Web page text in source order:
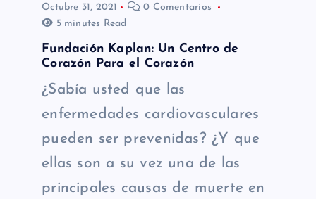
Octubre 31, 2021
0 Comentarios
5 minutes Read
Fundación Kaplan: Un Centro de
Corazón Para el Corazón
¿Sabía usted que las
enfermedades cardiovasculares
pueden ser prevenidas? ¿Y que
ellas son a su vez una de las
principales causas de muerte en